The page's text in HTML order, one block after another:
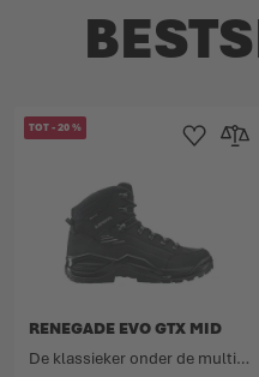
TOT-20%
RENEGADE EVO GTX MID
De klassieker onder de multifunctionele schoenen in een nieuwe editie.
Toevoegen